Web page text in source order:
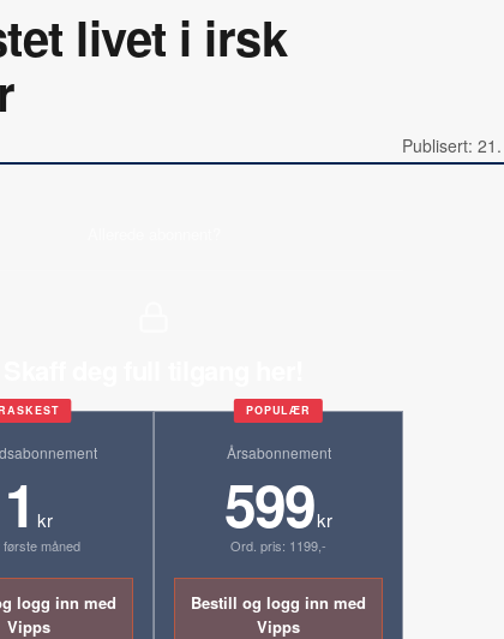
livet i irsk
Publisert:
1 kr
første måned
logg inn med
Vipps
POPULÆR
Årsabonnement
599kr
Ord. pris: 1199,-
Bestill og logg inn med
Vipps